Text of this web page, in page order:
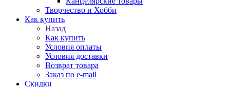
Творчество и Хобби
Как купить
Назад
Как купить
Условия оплаты
Условия доставки
Возврат товара
Заказ по e-mail
Скидки